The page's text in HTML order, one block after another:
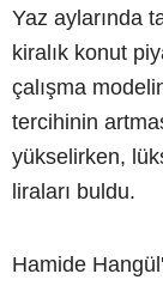
Yaz aylarında
kiralık konut
çalışma
tercihinin
yükselirken,
liraları buldu.
Hamide